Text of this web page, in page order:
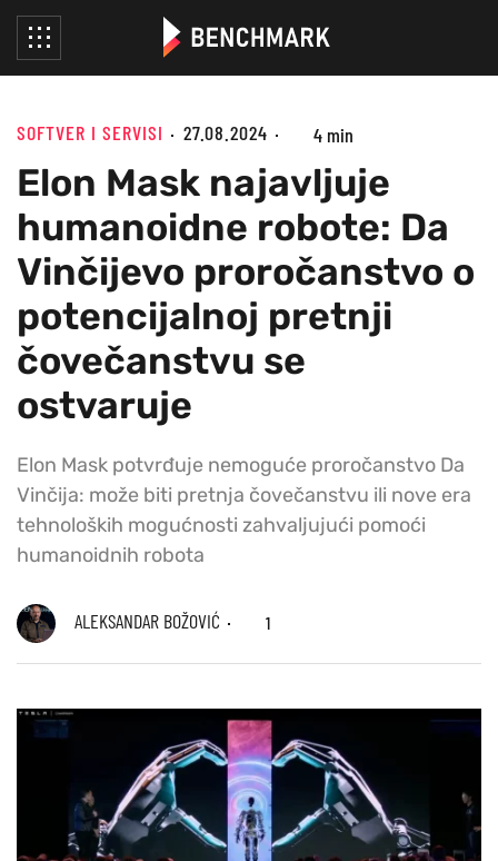
SOFTVER I SERVISI 27.08.2024 4 min
Elon Mask najavljuje
humanoidne robote: Da
Vinčijevo proročanstvo o
potencijalnoj pretnji
čovečanstvu se
ostvaruje
Elon Mask potvrđuje nemoguće proročanstvo Da
Vinčija: može biti pretnja čovečanstvu ili nove era
tehnoloških mogućnosti zahvaljujući pomoći
humanoidnih robota
ALEKSANDAR BOŽOVIĆ 1